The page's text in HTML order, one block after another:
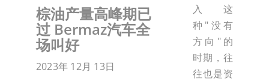
棕油产量高峰期已
过 Bermaz汽车全
场叫好
2023年 12月 13日
入这
种"没有
方向"的
时期，往
往也是资